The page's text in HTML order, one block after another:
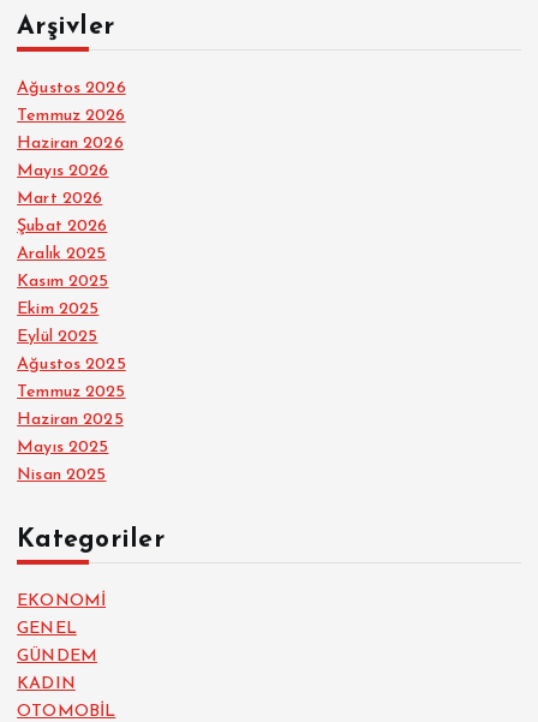
Arşivler
Ağustos 2026
Temmuz 2026
Haziran 2026
Mayıs 2026
Mart 2026
Şubat 2026
Aralık 2025
Kasım 2025
Ekim 2025
Eylül 2025
Ağustos 2025
Temmuz 2025
Haziran 2025
Mayıs 2025
Nisan 2025
Kategoriler
EKONOMİ
GENEL
GÜNDEM
KADIN
OTOMOBİL